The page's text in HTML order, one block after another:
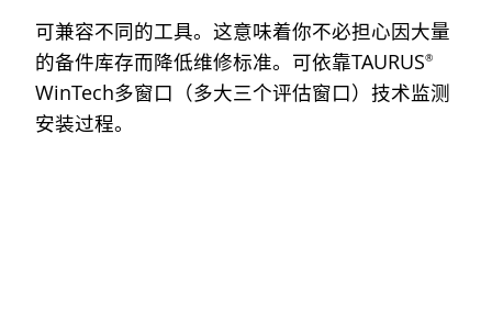
可兼容不同的工具。这意味着你不必担心因大量
的备件库存而降低维修标准。可依靠TAURUS®
WinTech多窗口（多大三个评估窗口）技术监测
安装过程。